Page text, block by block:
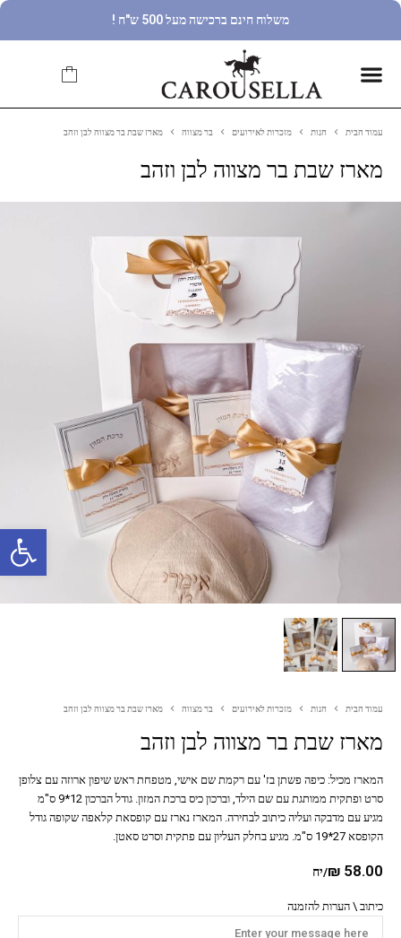
פתח סרגל נגישות
משלוח חינם ברכישה מעל 500 ש"ח !
עמוד הבית חנות מזכרות לאירועים בר מצווה מארז שבת בר מצווה לבן וזהב
מארז שבת בר מצווה לבן וזהב
עמוד הבית חנות מזכרות לאירועים בר מצווה מארז שבת בר מצווה לבן וזהב
מארז שבת בר מצווה לבן וזהב
₪ 58.00 /יח
כיתוב \ הערות להזמנה
המארז מכיל: כיפה פשתן בז' עם רקמת שם אישי, מטפחת ראש שיפון ארוזה עם צלופן
סרט ופתקית ממותגת עם שם הילד, וברכון כיס ברכת המזון. גודל הברכון 12*9 ס"מ
מגיע עם מדבקה ועליה כיתוב לבחירה. המארז נארז עם קופסאת קלאפה שקופה גודל
הקופסא 27*19 ס"מ. מגיע בחלק העליון עם פתקית וסרט סאטן.